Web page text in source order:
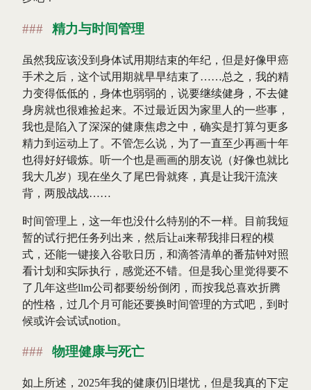
精力与时间管理
虽然我应该没到身体试用期结束的年纪，但是好像甲癌
手术之后，这个试用期就早早结束了……总之，我的精
力变得低低的，身体也弱弱的，说要继续健身，不去健
身房就也很难捡起来。不过最近因为家里人的一些事，
我也是陷入了深深的健康焦虑之中，确实是打算匀更多
精力到运动上了。不管怎么说，为了一直至少再画十年
也得好好锻炼。听一个也是画画的朋友说（好像也就比
我大几岁）现在坐久了尾巴骨就疼，真是让我汗流浃
背，两股战战……
时间管理上，这一年也没什么特别的不一样。目前我短
暂的试行把任务列出来，然后让ai来帮我排日程的模
式，还能一键接入谷歌日历，和滴答清单的番茄钟对照
看计划和实际执行，感觉还不错。但是我心里觉得要不
了几年这些llm公司都要纷纷倒闭，而按我总喜欢折腾
的性格，过几个月可能还要换时间管理的方式吧，到时
候或许会试试notion。
物理健康与死亡
如上所述，2025年我的健康仍旧堪忧，但是我真的下定